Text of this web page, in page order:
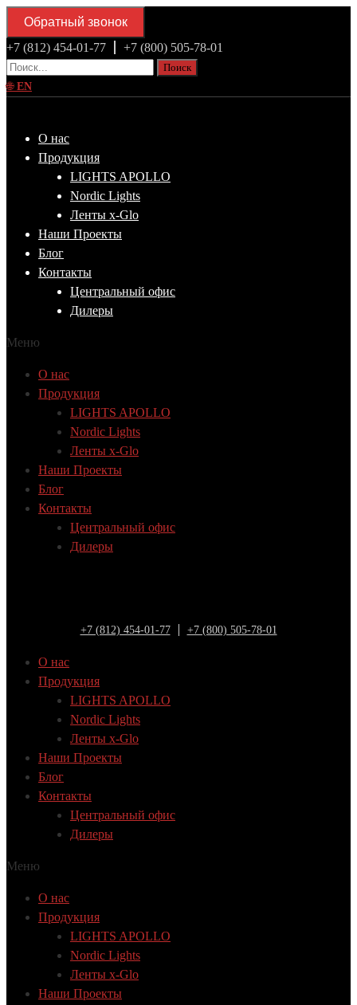
Обратный звонок
+7 (812) 454-01-77
+7 (800) 505-78-01
Поиск
🌐 EN
О нас
Продукция
LIGHTS APOLLO
Nordic Lights
Ленты x-Glo
Наши Проекты
Блог
Контакты
Центральный офис
Дилеры
Меню
О нас
Продукция
LIGHTS APOLLO
Nordic Lights
Ленты x-Glo
Наши Проекты
Блог
Контакты
Центральный офис
Дилеры
+7 (812) 454-01-77 +7 (800) 505-78-01
О нас
Продукция
LIGHTS APOLLO
Nordic Lights
Ленты x-Glo
Наши Проекты
Блог
Контакты
Центральный офис
Дилеры
Меню
О нас
Продукция
LIGHTS APOLLO
Nordic Lights
Ленты x-Glo
Наши Проекты